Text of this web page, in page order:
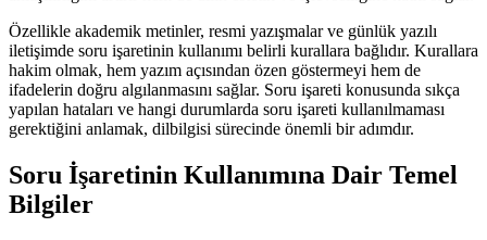
Özellikle akademik metinler, resmi yazışmalar ve günlük yazılı
iletişimde soru işaretinin kullanımı belirli kurallara bağlıdır. Kurallara
hakim olmak, hem yazım açısından özen göstermeyi hem de
ifadelerin doğru algılanmasını sağlar. Soru işareti konusunda sıkça
yapılan hataları ve hangi durumlarda soru işareti kullanılmaması
gerektiğini anlamak, dilbilgisi sürecinde önemli bir adımdır.
Soru İşaretinin Kullanımına Dair Temel
Bilgiler